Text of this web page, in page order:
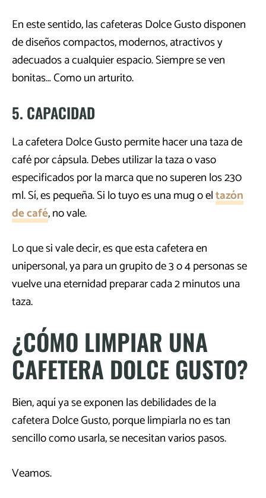
En este sentido, las cafeteras Dolce Gusto disponen
de diseños compactos, modernos, atractivos y
adecuados a cualquier espacio. Siempre se ven
bonitas… Como un arturito.
5. CAPACIDAD
La cafetera Dolce Gusto permite hacer una taza de
café por cápsula. Debes utilizar la taza o vaso
especificados por la marca que no superen los 230
ml. Sí, es pequeña. Si lo tuyo es una mug o eltazón
de café, no vale.
Lo que si vale decir, es que esta cafetera en
unipersonal, ya para un grupito de 3 o 4 personas se
vuelve una eternidad preparar cada 2 minutos una
taza.
¿CÓMO LIMPIAR UNA
CAFETERA DOLCE GUSTO?
Bien, aquí ya se exponen las debilidades de la
cafetera Dolce Gusto, porque limpiarla no es tan
sencillo como usarla, se necesitan varios pasos.
Veamos.